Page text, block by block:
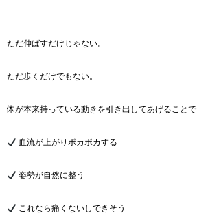
ただ伸ばすだけじゃない。
ただ歩くだけでもない。
体が本来持っている動きを引き出してあげることで
血流が上がりポカポカする
姿勢が自然に整う
これなら痛くないしできそう